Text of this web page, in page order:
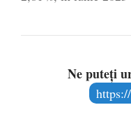
Ne puteți